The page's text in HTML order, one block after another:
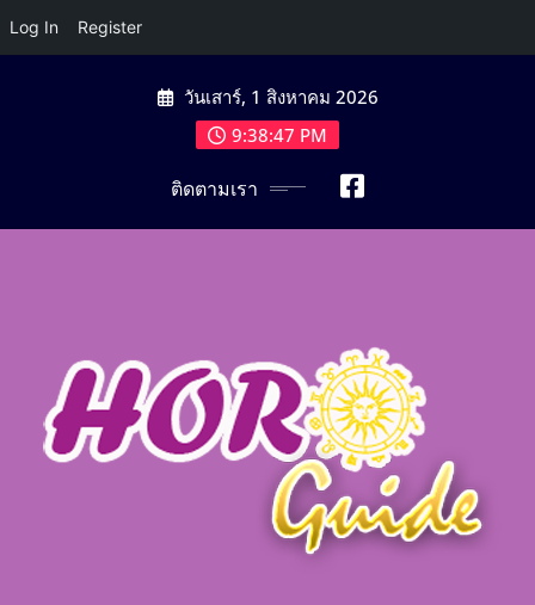
Log In Register
วันเสาร์, 1 สิงหาคม 2026
9:38:49 PM
ติดตามเรา